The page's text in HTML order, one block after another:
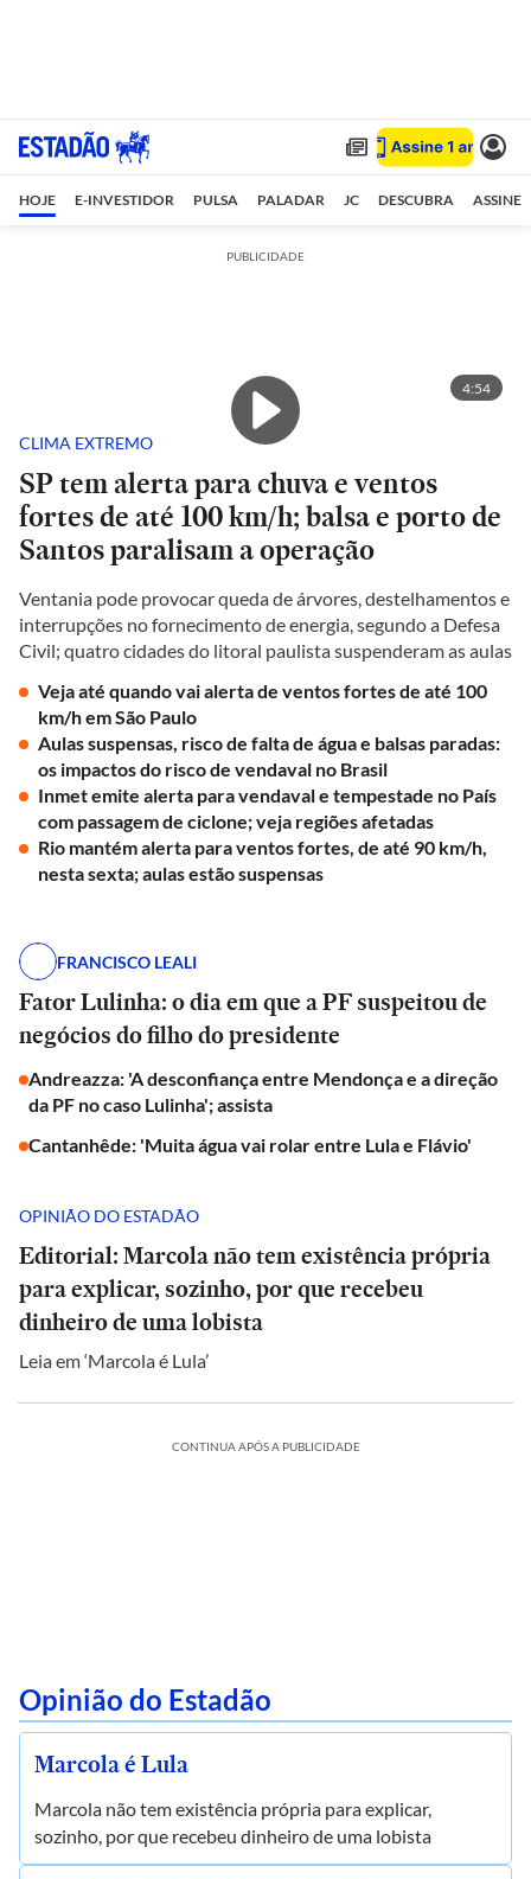
HOJE E-INVESTIDOR PULSA PALADAR JC DESCUBRA ASSINE
PUBLICIDADE
4:54
CLIMA EXTREMO
SP tem alerta para chuva e ventos
fortes de até 100 km/h; balsa e porto de
Santos paralisam a operação
Ventania pode provocar queda de árvores, destelhamentos e
interrupções no fornecimento de energia, segundo a Defesa
Civil; quatro cidades do litoral paulista suspenderam as aulas
Veja até quando vai alerta de ventos fortes de até 100
km/h em São Paulo
Aulas suspensas, risco de falta de água e balsas paradas:
os impactos do risco de vendaval no Brasil
Inmet emite alerta para vendaval e tempestade no País
com passagem de ciclone; veja regiões afetadas
Rio mantém alerta para ventos fortes, de até 90 km/h,
nesta sexta; aulas estão suspensas
FRANCISCO LEALI
Fator Lulinha: o dia em que a PF suspeitou de
negócios do filho do presidente
Andreazza: 'A desconfiança entre Mendonça e a direção
da PF no caso Lulinha'; assista
Cantanhêde: 'Muita água vai rolar entre Lula e Flávio'
OPINIÃO DO ESTADÃO
Editorial: Marcola não tem existência própria
para explicar, sozinho, por que recebeu
dinheiro de uma lobista
Leia em ‘Marcola é Lula’
CONTINUA APÓS A PUBLICIDADE
Opinião do Estadão
Marcola é Lula
Marcola não tem existência própria para explicar,
sozinho, por que recebeu dinheiro de uma lobista